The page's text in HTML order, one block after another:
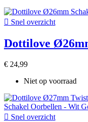
 Snel overzicht
Dottilove
€ 24,99
Niet op voorraad
 Snel overzicht